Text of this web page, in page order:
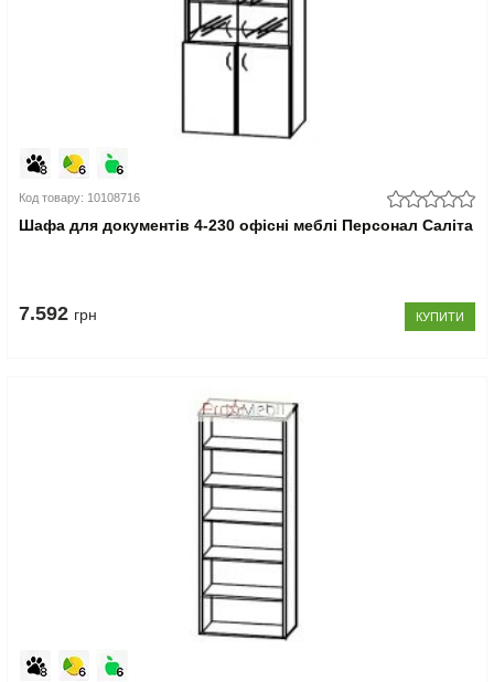
Код товару: 10108716
Шафа для документів 4-230 офісні меблі Персонал Саліта
7.592 грн КУПИТИ